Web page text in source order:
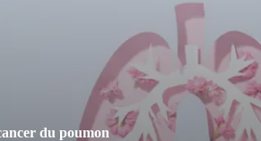
du poumon